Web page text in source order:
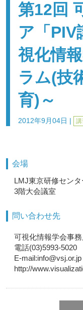
第12回
ア「PIV
視化情
ラム(技
育)～
2012年9月04日 |
会場
LMJ東京研修セン
3階大会議室
問い合わせ先
可視化情報学会事務
電話(03)5993-5020
E-mail:info@vsj.or.jp
http://